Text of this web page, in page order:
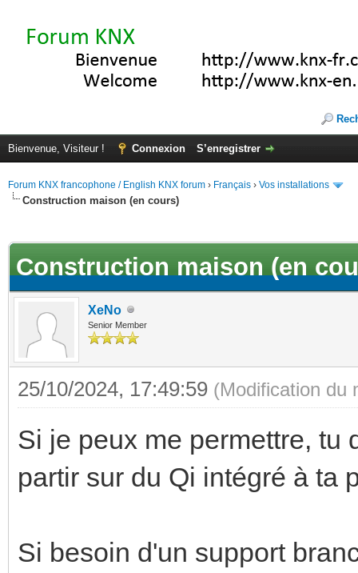
Bienvenue, Visiteur ! Connexion S’enregistrer
Forum KNX francophone / English KNX forum › Français › Vos installations
Construction maison (en cours)
Construction maison (en
XeNo
Senior Member
25/10/2024, 17:49:59 (Modification du
Si je peux me permettre, tu
partir sur du Qi intégré à ta
Si besoin d'un support